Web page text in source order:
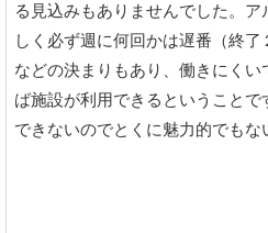
る見込みもありませんでした。
しく必ず週に何回かは遅番（終
などの決まりもあり、働きにくい
ば施設が利用できるということ
できないのでとくに魅力的でもな